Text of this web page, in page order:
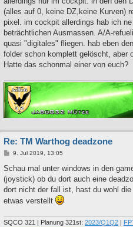
(alles auf 0, keine DZ,keine Kurven)
pixel. im cockpit allerdings hab ich
beträchtlichen Ausmassen. A/A-
quasi "digitales" fliegen. hab eben
folder schon komplett gelöscht, aber
Hatte das schonmal einer von euch?
Re: TM Warthog deadzone
B
i
r
a
9. Jul 2019, 13:05
Schau mal unter windows in den
(joystick) ob du dort auch eine
dort nicht der fall ist, hast du wohl
etwas verstellt
SQCO 321 | Planung 321st: 2023/Q1Q2